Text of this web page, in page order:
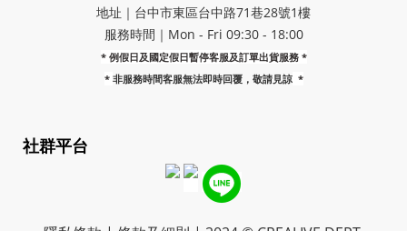
地址｜​台中市東區台中路71巷28號1樓
服務時間｜Mon - Fri 09:30 - 18:00
* 例假日及國定假日暫停客服及訂單出貨服務 *
* 非服務時間客服無法即時回覆，敬請見諒 *
社群平台